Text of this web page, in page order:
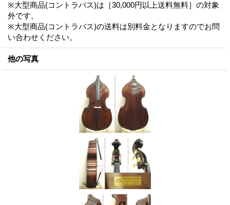
※大型商品(コントラバス)は［30,000円以上送料無料］の対象
外です。
※大型商品(コントラバス)の送料は別料金となりますのでお問
い合わせください。
他の写真